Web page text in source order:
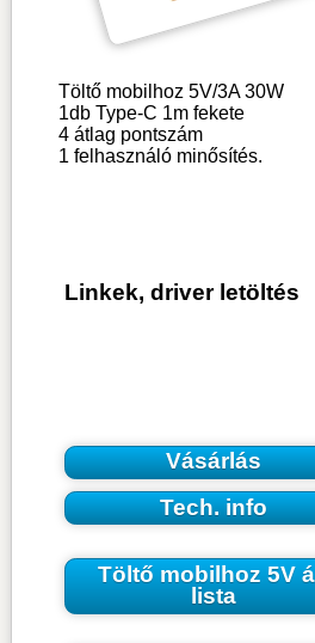
Töltő mobilhoz 5V/3A 30W
1db Type-C 1m fekete
4átlag pontszám
1 felhasználó minősítés.
Linkek, driver letöltés
Vásárlás
Tech. info
Töltő mobilhoz 5V
lista